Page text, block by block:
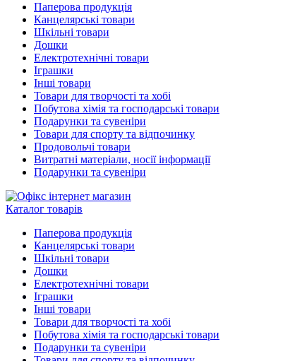
Паперова продукція
Канцелярські товари
Шкільні товари
Дошки
Електротехнічні товари
Іграшки
Інші товари
Товари для творчості та хобі
Побутова хімія та господарські товари
Подарунки та сувеніри
Товари для спорту та відпочинку
Продовольчі товари
Витратні матеріали, носії інформації
Подарунки та сувеніри
Каталог товарів
Паперова продукція
Канцелярські товари
Шкільні товари
Дошки
Електротехнічні товари
Іграшки
Інші товари
Товари для творчості та хобі
Побутова хімія та господарські товари
Подарунки та сувеніри